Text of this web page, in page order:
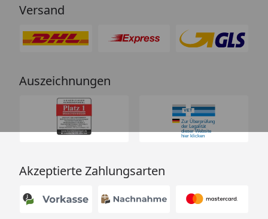
Versand
Auszeichnungen
Akzeptierte Zahlungsarten